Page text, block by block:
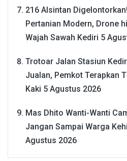
216 Alsintan
Pertanian Modern, Drone
Wajah Sawah Kediri 5
Trotoar Jalan Stasiun
Jualan, Pemkot Terapkan
Kaki 5 Agustus 2026
Mas Dhito Wanti-Wanti
Jangan Sampai Warga
Agustus 2026